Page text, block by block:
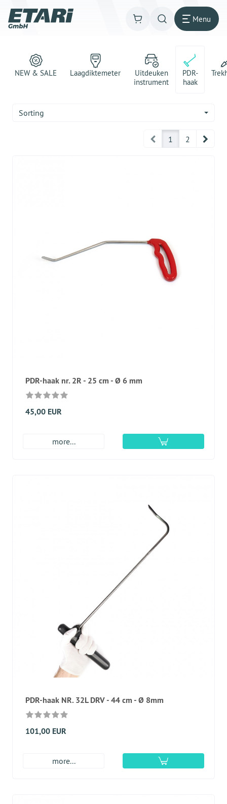
Menu
NEW & SALE Laagdiktemeter
Uitdeuken
instrument
PDR-
haak
Sorting
Prev1 2
PDR-haak nr. 2R - 25 cm - Ø 6 mm
45,00 EUR
more...
PDR-haak NR. 32L DRV - 44 cm - Ø 8mm
101,00 EUR
more...